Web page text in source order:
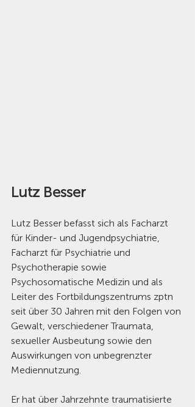
Lutz Besser
Lutz Besser befasst sich als Facharzt
für Kinder- und Jugendpsychiatrie,
Facharzt für Psychiatrie und
Psychotherapie sowie
Psychosomatische Medizin und als
Leiter des Fortbildungszentrums zptn
seit über 30 Jahren mit den Folgen von
Gewalt, verschiedener Traumata,
sexueller Ausbeutung sowie den
Auswirkungen von unbegrenzter
Mediennutzung.
Er hat über Jahrzehnte traumatisierte